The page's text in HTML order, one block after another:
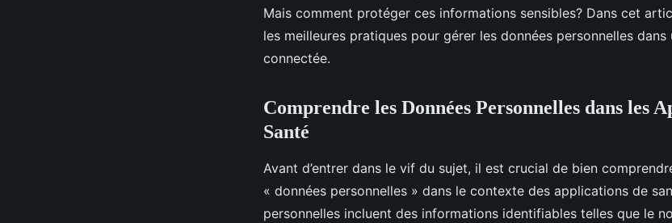
Mais comment protéger ces informations sensibles? Dans cet
les meilleures pratiques pour gérer les données personnelles
connectée.
Comprendre les Données Personnelles dans les
Santé
Avant d’entrer dans le vif du sujet, il est crucial de bien
« données personnelles » dans le contexte des applications de
personnelles incluent des informations identifiables telles que le